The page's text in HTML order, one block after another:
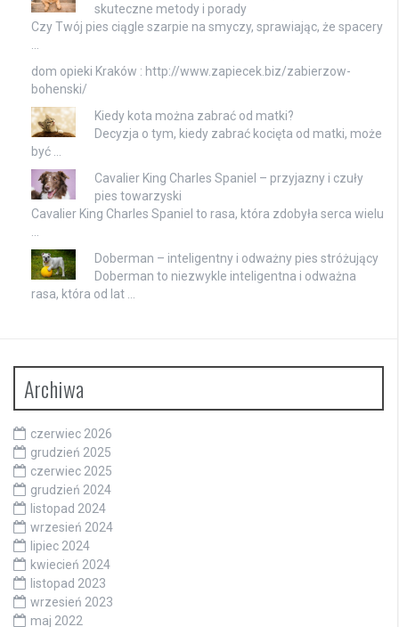
skuteczne metody i porady
Czy Twój pies ciągle szarpie na smyczy, sprawiając, że spacery
…
dom opieki Kraków : http://www.zapiecek.biz/zabierzow-
bohenski/
Kiedy kota można zabrać od matki?
Decyzja o tym, kiedy zabrać kocięta od matki, może
być …
Cavalier King Charles Spaniel – przyjazny i czuły
pies towarzyski
Cavalier King Charles Spaniel to rasa, która zdobyła serca wielu
…
Doberman – inteligentny i odważny pies stróżujący
Doberman to niezwykle inteligentna i odważna
rasa, która od lat …
Archiwa
czerwiec 2026
grudzień 2025
czerwiec 2025
grudzień 2024
listopad 2024
wrzesień 2024
lipiec 2024
kwiecień 2024
listopad 2023
wrzesień 2023
maj 2022